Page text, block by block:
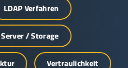
LDAP Verfahren
Server / Storage
Vertraulichkeit